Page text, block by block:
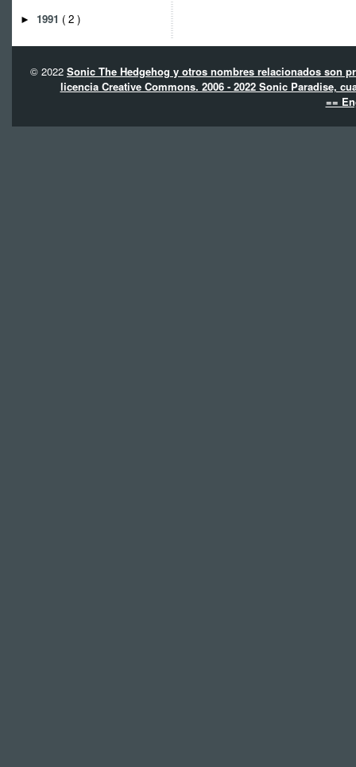
► 1991 ( 2 )
© 2022 Sonic The Hedgehog y otros nombres relacionados son
licencia Creative Commons. 2006 - 2022 Sonic Paradise,
==